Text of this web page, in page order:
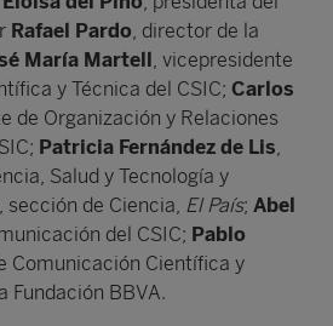
Rafael Pardo, director de la
María Martell, vicepresidente
y Técnica del CSIC;Carlos
de Organización y Relaciones
Patricia Fernández de Lis,
Salud y Tecnología y
, sección de Ciencia, El País;Abel
del CSIC; Pablo
Comunicación Científica y
Fundación BBVA.